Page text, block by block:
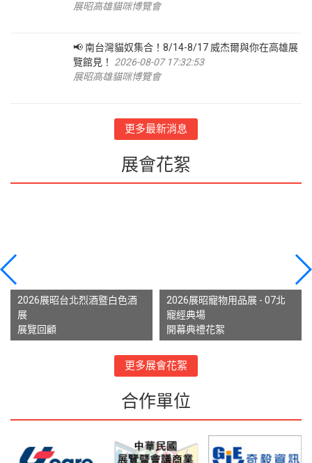
展昭高雄貓咪博覽會
📢 南台灣貓奴集合！8/14-8/17 威杰爾與你在高雄展
覽館見！ 2026-08-07 17:32:53
展昭高雄貓咪博覽會
更多最新消息
展會花絮
2026展昭台北烈酒暨白色酒
展
展覽回顧
2026展昭寵物用品展 - 07北
寵經典場
開幕典禮花絮
更多展會花絮
合作單位